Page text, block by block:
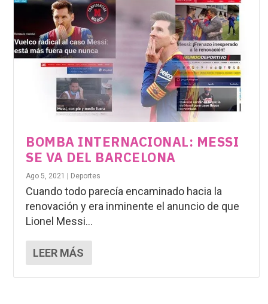
BOMBA INTERNACIONAL: MESSI
SE VA DEL BARCELONA
Ago 5, 2021 | Deportes
Cuando todo parecía encaminado hacia la
renovación y era inminente el anuncio de que
Lionel Messi...
LEER MÁS